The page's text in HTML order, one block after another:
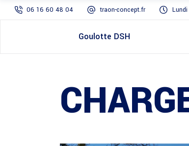
06 16 60 48 04 traon-concept.fr
Goulotte DSH